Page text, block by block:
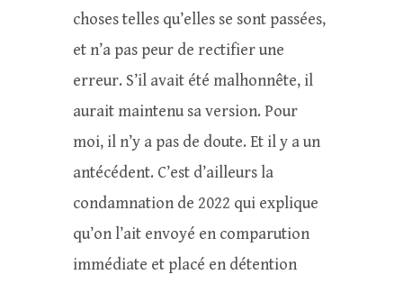
choses telles qu’elles se sont passées,
et n’a pas peur de rectifier une
erreur. S’il avait été malhonnête, il
aurait maintenu sa version. Pour
moi, il n’y a pas de doute. Et il y a un
antécédent. C’est d’ailleurs la
condamnation de 2022 qui explique
qu’on l’ait envoyé en comparution
immédiate et placé en détention